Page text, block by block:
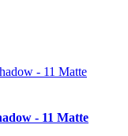
- 11 Matte